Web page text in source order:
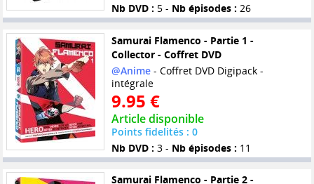
Nb DVD : 5 - Nb épisodes : 26
Samurai Flamenco - Partie 1 -
Collector - Coffret DVD
@Anime- Coffret DVD Digipack -
intégrale
9.95 €
Article disponible
Points fidelités : 0
Nb DVD : 3 - Nb épisodes : 11
Samurai Flamenco - Partie 2 -